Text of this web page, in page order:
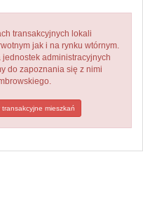
transakcyjnych lokali
jak i na rynku wtórnym.
administracyjnych
do zapoznania się z nimi
mieszkań